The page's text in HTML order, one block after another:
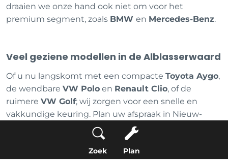
Zoek Plan
draaien we onze hand ook niet om voor het
premium segment, zoals BMWen Mercedes-Benz.
Veel geziene modellen in de Alblasserwaard
Of u nu langskomt met een compacteToyota Aygo,
de wendbareVW Polo en Renault Clio, of de
ruimereVW Golf; wij zorgen voor een snelle en
vakkundige keuring. Plan uw afspraak in Nieuw-
Lekkerland eenvoudig online in, en pak direct een
van onze (elektrische) leenfietsen mee zodat uw dag
gewoon door kan gaan.